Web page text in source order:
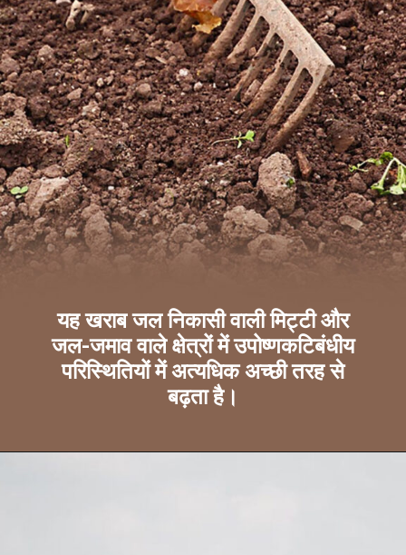
यह खराब जल निकासी वाली मिट्टी और
जल-जमाव वाले क्षेत्रों में उपोष्णकटिबंधीय
परिस्थितियों में अत्यधिक अच्छी तरह से
बढ़ता है।